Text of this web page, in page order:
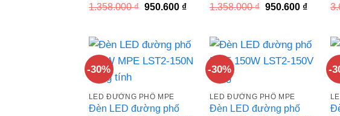
1.358.000₫ Giá
950.600 ₫Giá
950.600 ₫.
1.358.000₫ Giá
950.600 ₫Giá
-30%
LED ĐƯỜNG PHỐ MPE
Đèn LED đường phố
-30%
LED ĐƯỜNG PHỐ MPE
Đèn LED đường phố
-